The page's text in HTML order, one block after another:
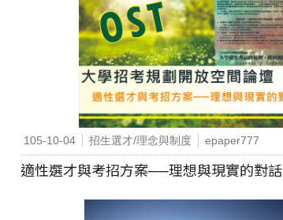
105-10-04 招生選才/理念與制度 epaper777
適性選才與考招方案──理想與現實的對話